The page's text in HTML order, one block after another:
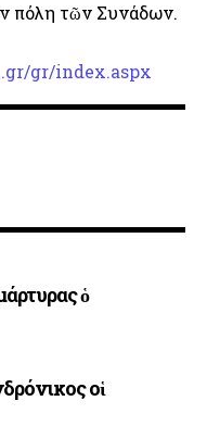
πόλη τῶν Συνάδων.
gr/index.aspx
ὁ
οἱ